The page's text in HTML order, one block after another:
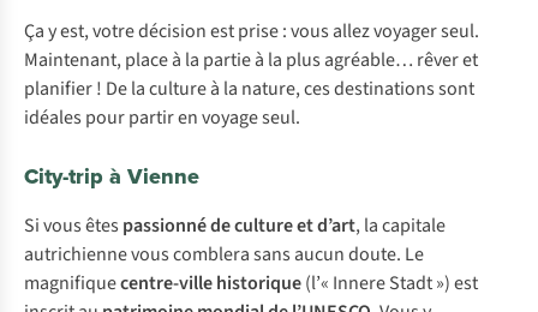
Ça y est, votre décision est prise : vous allez voyager seul.
Maintenant, place à la partie à la plus agréable… rêver et
planifier ! De la culture à la nature, ces destinations sont
idéales pour partir en voyage seul.
City-trip à Vienne
Si vous êtes passionné de culture et d’art, la capitale
autrichienne vous comblera sans aucun doute. Le
magnifiquecentre-ville historique(l’« Innere Stadt ») est